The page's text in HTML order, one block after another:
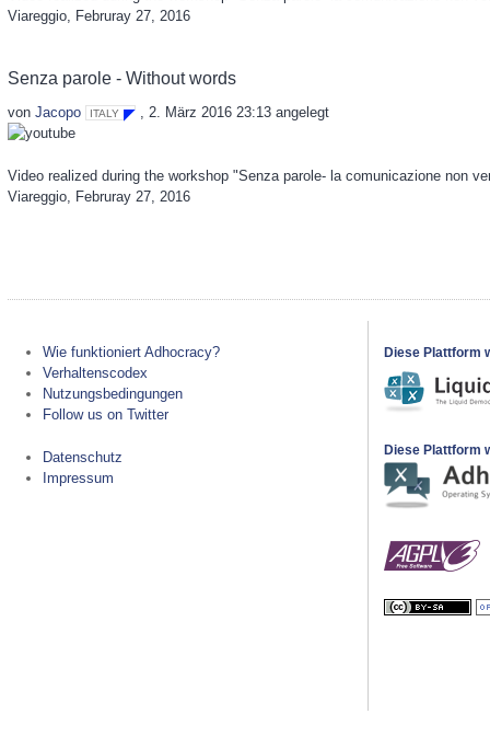
Viareggio, Februray 27, 2016
Senza parole - Without words
von Jacopo ITALY , 2. März 2016 23:13angelegt
Video realized during the workshop "Senza parole- la comunicazione non
Viareggio, Februray 27, 2016
Wie funktioniert Adhocracy?
Verhaltenscodex
Nutzungsbedingungen
Follow us on Twitter
Datenschutz
Impressum
Diese Plattform
Diese Plattform